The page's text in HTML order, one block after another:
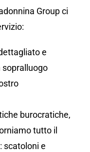
Group ci
e
sopralluogo
burocratiche,
tutto il
scatoloni e